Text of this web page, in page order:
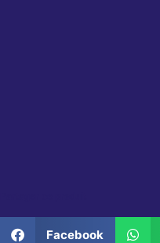
Facebook